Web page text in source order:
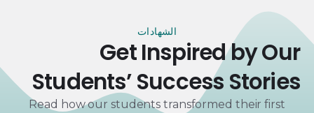
الشهادات
Get Inspired by Our
Students’ Success Stories
Read how our students transformed their first